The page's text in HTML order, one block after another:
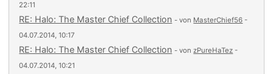
22:11
RE: Halo: The Master Chief Collection - von MasterChief56 -
04.07.2014, 10:17
RE: Halo: The Master Chief Collection - vonzPureHaTez -
04.07.2014, 10:21